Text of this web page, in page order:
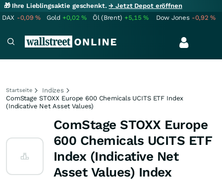
🎁 Ihre Lieblingsaktie geschenkt.→ Jetzt Depot eröffnen
DAX -0,09% Gold +0,02% Öl (Brent) +5,15% Dow Jones -0,92%
Startseite
Indizes
ComStage STOXX Europe 600 Chemicals UCITS ETF Index
(Indicative Net Asset Values)
ComStage STOXX Europe
600 Chemicals UCITS ETF
Index (Indicative Net
Asset Values) Index